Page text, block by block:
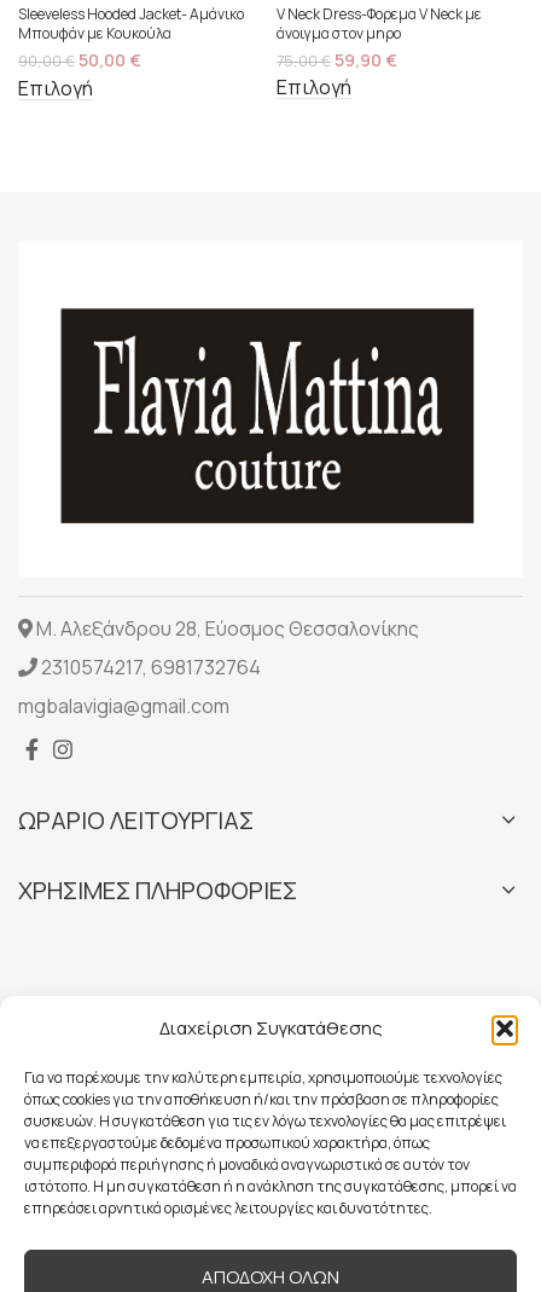
Διαχείριση Συγκατάθεσης
Για να παρέχουμε την καλύτερη εμπειρία, χρησιμοποιούμε τεχνολογίες
όπως cookies για την αποθήκευση ή/και την πρόσβαση σε πληροφορίες
συσκευών. Η συγκατάθεση για τις εν λόγω τεχνολογίες θα μας επιτρέψει
να επεξεργαστούμε δεδομένα προσωπικού χαρακτήρα, όπως
συμπεριφορά περιήγησης ή μοναδικά αναγνωριστικά σε αυτόν τον
ιστότοπο. Η μη συγκατάθεση ή η ανάκληση της συγκατάθεσης, μπορεί να
επηρεάσει αρνητικά ορισμένες λειτουργίες και δυνατότητες.
ΑΠΟΔΟΧΗ ΟΛΩΝ
Sleeveless Hooded Jacket- Αμάνικο
Μπουφάν με Κουκούλα
90,00€50,00 €
Επιλογή
V Neck Dress-Φορεμα V Neck με
άνοιγμα στον μηρο
75,00€59,90 €
Επιλογή
Μ. Αλεξάνδρου 28, Εύοσμος Θεσσαλονίκης
2310574217, 6981732764
mgbalavigia@gmail.com
ΩΡΑΡΙΟ ΛΕΙΤΟΥΡΓΙΑΣ
ΧΡΗΣΙΜΕΣ ΠΛΗΡΟΦΟΡΙΕΣ